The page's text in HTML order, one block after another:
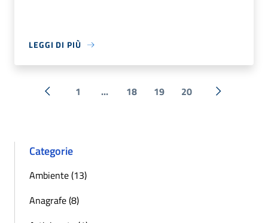
LEGGI DI PIÙ
« Precedente
1 ... 18 19 20 Successiva
Categorie
Ambiente (13)
Anagrafe (8)